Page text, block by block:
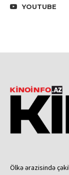
YOUTUBE
Ölkə ərazisində